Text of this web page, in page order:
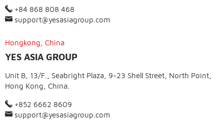
+84 868 808 468
support@yesasiagroup.com
Hongkong, China
YES ASIA GROUP
Unit B, 13/F., Seabright Plaza, 9-23 Shell Street, North Point,
Hong Kong, China.
+852 6662 8609
support@yesasiagroup.com